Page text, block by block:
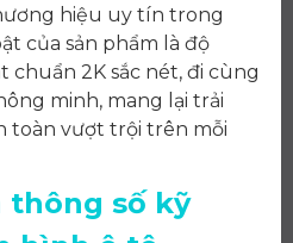
hiệu uy tín trong
của sản phẩm là độ
chuẩn 2K sắc nét, đi cùng
minh, mang lại trải
toàn vượt trội trên mỗi
thông số kỹ